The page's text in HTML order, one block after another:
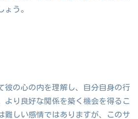
ょう。
彼の心の内を理解し、自分自身の行
より良好な関係を築く機会を得るこ
難しい感情ではありますが、このサ